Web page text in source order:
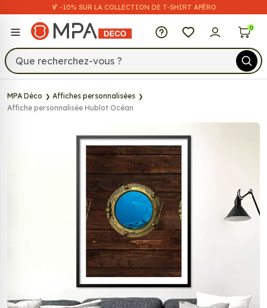
🍹 -10% SUR LA COLLECTION DE T-SHIRT APÉRO
MPA Déco 0
MPA Déco
Affiches personnalisées
Affiche personnalisée Hublot Océan